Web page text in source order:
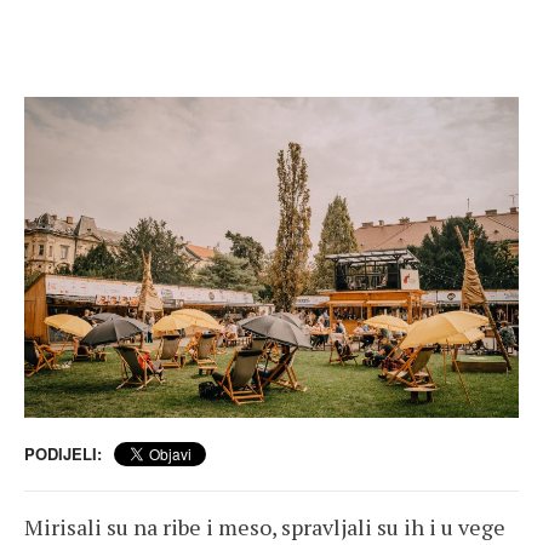
PODIJELI:
Mirisali su na ribe i meso, spravljali su ih i u vege